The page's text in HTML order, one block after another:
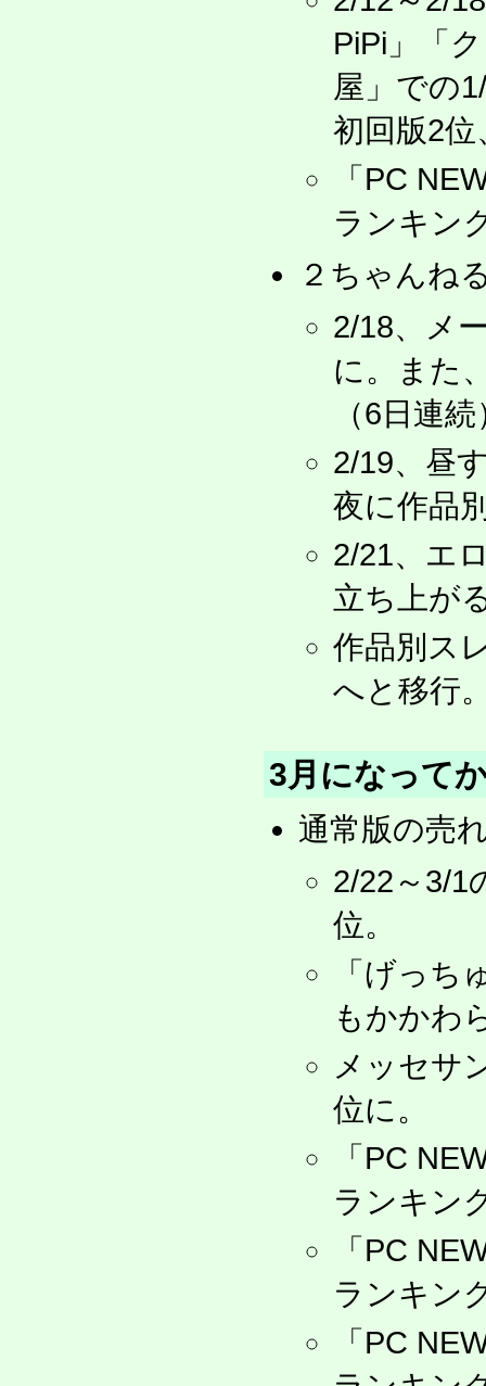
PiPi」「
屋」での
初回版2
「PC
ランキン
２ちゃんね
2/18、メ
に。また
（6日連
2/19、昼
夜に作品
2/21、エ
立ち上が
作品別ス
へと移行
3月になって
通常版の売
2/22～3/1
位。
「げっち
もかかわ
メッセサ
位に。
「PC
ランキン
「PC
ランキン
「PC